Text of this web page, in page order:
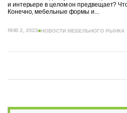
и интерьере в целом он предвещает?
Конечно, мебельные формы и...
ЯНВ 2, 2023 НОВОСТИ МЕБЕЛЬНОГО РЫНКА